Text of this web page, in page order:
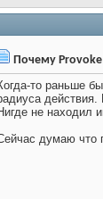
Почему Provoke
то раньше
действия.
не находил
думаю что